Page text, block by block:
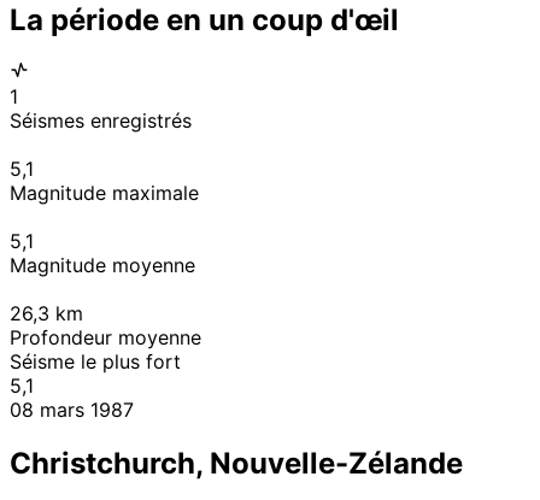
La période en un coup d'œil
1
Séismes enregistrés
5,1
Magnitude maximale
5,1
Magnitude moyenne
26,3 km
Profondeur moyenne
Séisme le plus fort
5,1
08 mars 1987
Christchurch, Nouvelle-Zélande